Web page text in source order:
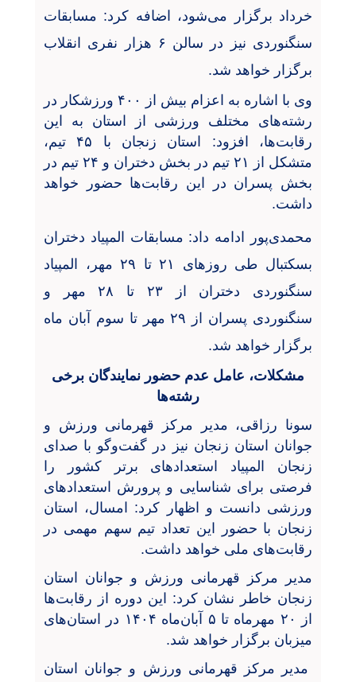
خرداد برگزار می‌شود، اضافه کرد: مسابقات
سنگنوردی نیز در سالن ۶ هزار نفری انقلاب
برگزار خواهد شد.
وی با اشاره به اعزام بیش از ۴۰۰ ورزشکار در
رشته‌های مختلف ورزشی از استان به این
رقابت‌ها، افزود: استان زنجان با ۴۵ تیم،
متشکل از ۲۱ تیم در بخش دختران و ۲۴ تیم در
بخش پسران در این رقابت‌ها حضور خواهد
داشت.
محمدی‌پور ادامه داد: مسابقات المپیاد دختران
بسکتبال طی روزهای ۲۱ تا ۲۹ مهر، المپیاد
سنگنوردی دختران از ۲۳ تا ۲۸ مهر و
سنگنوردی پسران از ۲۹ مهر تا سوم آبان ماه
برگزار خواهد شد.
مشکلات، عامل عدم حضور نمایندگان برخی
رشته‌ها
سونا رزاقی، مدیر مرکز قهرمانی ورزش و
جوانان استان زنجان نیز در گفت‌و‌گو با صدای
زنجان المپیاد استعدادهای برتر کشور را
فرصتی برای شناسایی و پرورش استعداد‌های
ورزشی دانست و اظهار کرد: امسال، استان
زنجان با حضور این تعداد تیم سهم مهمی در
رقابت‌های ملی خواهد داشت.
مدیر مرکز قهرمانی ورزش و جوانان استان
زنجان خاطر نشان کرد: این دوره از رقابت‌ها
از ۲۰ مهرماه تا ۵ آبان‌ماه ۱۴۰۴ در استان‌های
میزبان برگزار خواهد شد.
مدیر مرکز قهرمانی ورزش و جوانان استان